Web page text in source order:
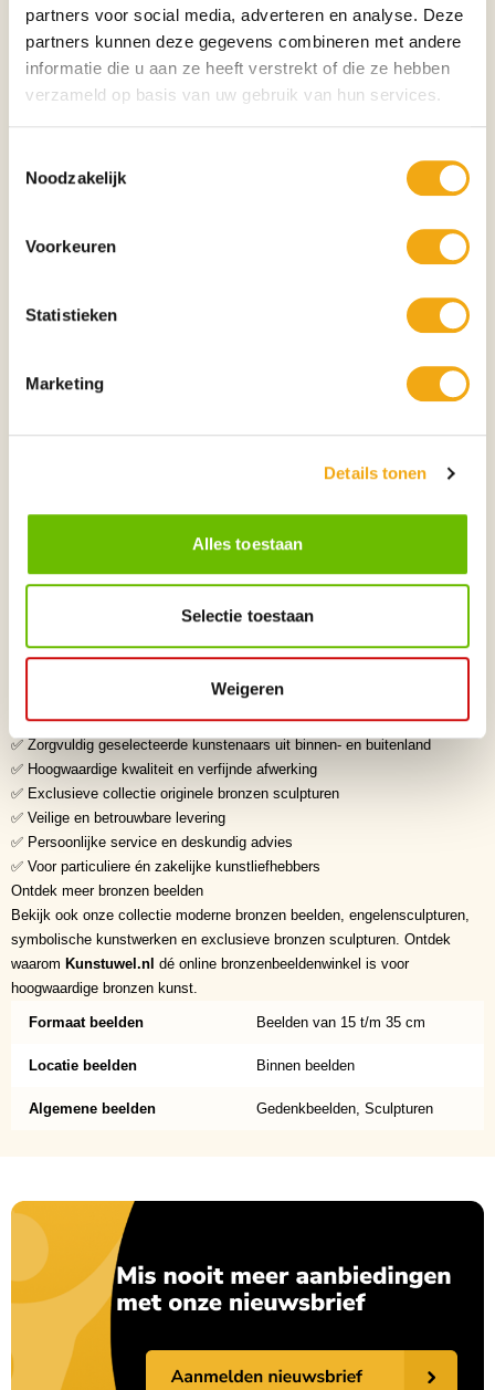
partners voor social media, adverteren en analyse. Deze
partners kunnen deze gegevens combineren met andere
informatie die u aan ze heeft verstrekt of die ze hebben
verzameld op basis van uw gebruik van hun services.
Noodzakelijk
Voorkeuren
Statistieken
Marketing
Details tonen
Alles toestaan
Selectie toestaan
Weigeren
• Moed
• Spirituele groei
• Hoop
• Doorzettingsvermogen
symboliseert de wens om boven beperkingen uit te stijgen. Het beeld
Perfect voor
• Designwoningen
• Luxe entrees
Waarom een bronzen beeld kopen?
Een bronzen beeld is een duurzame investering in kunst, vakmanschap
behouden deze sculpturen generaties lang hun exclusieve uitstraling. De
hoogwaardige afwerking en artistieke uitstraling maken ieder bronzen
Waarom kiezen voor Kunstuwel.nl?
✅ Dé online bronzen beelden winkel voor exclusieve bronzen beelden
✅ Zorgvuldig geselecteerde kunstenaars uit binnen- en buitenland
✅ Hoogwaardige kwaliteit en verfijnde afwerking
✅ Exclusieve collectie originele bronzen sculpturen
✅ Veilige en betrouwbare levering
✅ Persoonlijke service en deskundig advies
✅ Voor particuliere én zakelijke kunstliefhebbers
Ontdek meer bronzen beelden
Bekijk ook onze collectie moderne bronzen beelden, engelensculpturen,
symbolische kunstwerken en exclusieve bronzen sculpturen. Ontdek
waarom Kunstuwel.nl dé online bronzenbeeldenwinkel is voor
hoogwaardige bronzen kunst.
Formaat beelden Beelden van 15 t/m 35 cm
Locatie beelden Binnen beelden
Algemene beelden Gedenkbeelden, Sculpturen